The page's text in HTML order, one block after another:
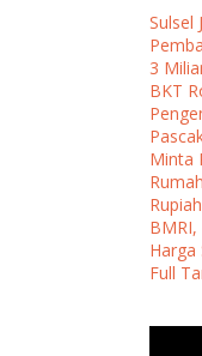
Sulsel
3
BKT
Minta
Rumah
Harga
Full